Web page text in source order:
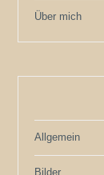
Über mich
Allgemein
Bilder